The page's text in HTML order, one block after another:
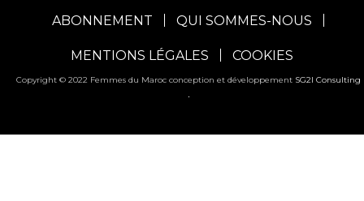
ABONNEMENT QUI SOMMES-NOUS
MENTIONS LÉGALES COOKIES
Copyright © 2022 Femmes du Maroc conception et développement SG2I Consulting